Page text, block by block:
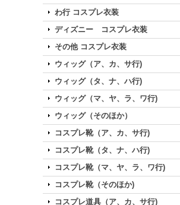
わ行 コスプレ衣装
ディズニー コスプレ衣装
その他 コスプレ衣装
ウィッグ（ア、カ、サ行)
ウィッグ（タ、ナ、ハ行)
ウィッグ（マ、ヤ、ラ、ワ行)
ウィッグ（そのほか）
コスプレ靴（ア、カ、サ行)
コスプレ靴（タ、ナ、ハ行)
コスプレ靴（マ、ヤ、ラ、ワ行)
コスプレ靴（そのほか)
コスプレ道具（ア、カ、サ行)